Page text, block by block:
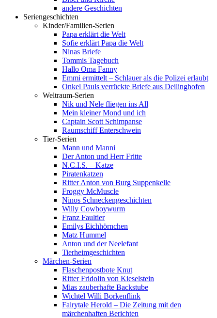
andere Geschichten
Seriengeschichten
Kinder/Familien-Serien
Papa erklärt die Welt
Sofie erklärt Papa die Welt
Ninas Briefe
Tommis Tagebuch
Hallo Oma Fanny
Emmi ermittelt – Schlauer als die Polizei erlaubt
Onkel Pauls verrückte Briefe aus Deilinghofen
Weltraum-Serien
Nik und Nele fliegen ins All
Mein kleiner Mond und ich
Captain Scott Schimpanse
Raumschiff Enterschwein
Tier-Serien
Mann und Manni
Der Anton und Herr Fritte
N.C.I.S. – Katze
Piratenkatzen
Ritter Anton von Burg Suppenkelle
Froggy McMuscle
Ninos Schneckengeschichten
Willy Cowboywurm
Franz Faultier
Emilys Eichhörnchen
Matz Hummel
Anton und der Neelefant
Tierheimgeschichten
Märchen-Serien
Flaschenpostbote Knut
Ritter Fridolin von Kieselstein
Mias zauberhafte Backstube
Wichtel Willi Borkenflink
Fairytale Herold – Die Zeitung mit den
märchenhaften Berichten